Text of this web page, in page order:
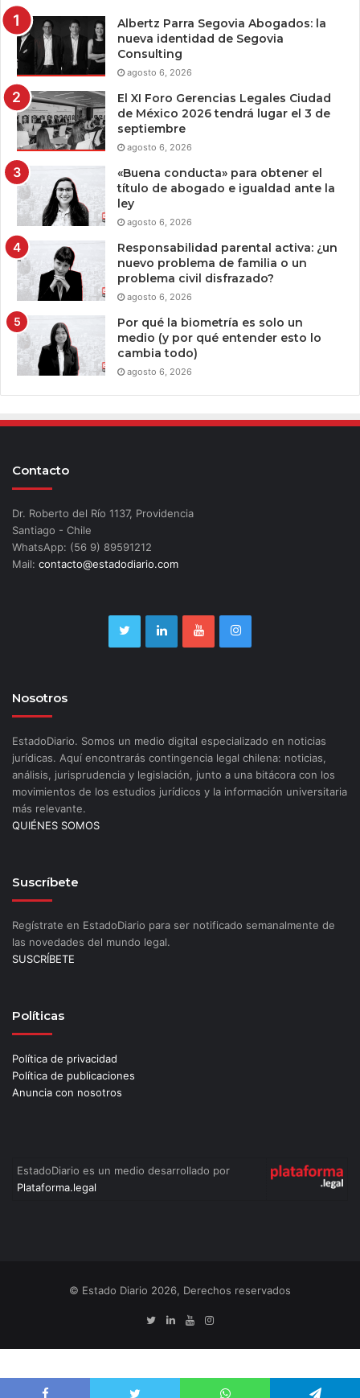
Albertz Parra Segovia Abogados: la
nueva identidad de Segovia
Consulting
agosto 6, 2026
El XI Foro Gerencias Legales Ciudad
de México 2026 tendrá lugar el 3 de
septiembre
agosto 6, 2026
«Buena conducta» para obtener el
título de abogado e igualdad ante la
ley
agosto 6, 2026
Responsabilidad parental activa: ¿un
nuevo problema de familia o un
problema civil disfrazado?
agosto 6, 2026
Por qué la biometría es solo un
medio (y por qué entender esto lo
cambia todo)
agosto 6, 2026
Contacto
Dr. Roberto del Río 1137, Providencia
Santiago - Chile
WhatsApp: (56 9) 89591212
Mail: contacto@estadodiario.com
Nosotros
EstadoDiario. Somos un medio digital especializado en noticias
jurídicas. Aquí encontrarás contingencia legal chilena: noticias,
análisis, jurisprudencia y legislación, junto a una bitácora con los
movimientos de los estudios jurídicos y la información universitaria
más relevante.
QUIÉNES SOMOS
Suscríbete
Regístrate en EstadoDiario para ser notificado semanalmente de
las novedades del mundo legal.
SUSCRÍBETE
Políticas
Política de privacidad
Política de publicaciones
Anuncia con nosotros
EstadoDiario es un medio desarrollado por
Plataforma.legal
© Estado Diario 2026, Derechos reservados